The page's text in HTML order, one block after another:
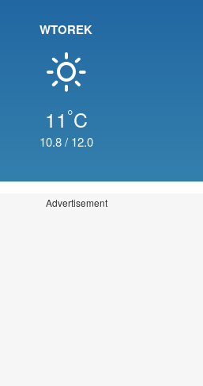
WTOREK
11 °C
10.8/ 12.0
Advertisement